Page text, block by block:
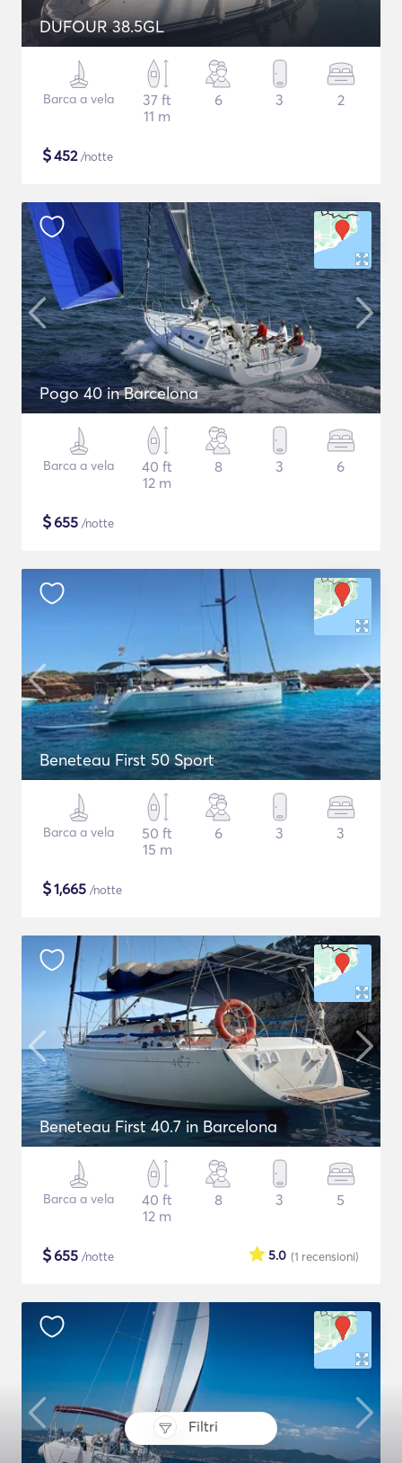
Filtri
DUFOUR 38.5GL
Barca a vela
37 ft
11 m
6 3 2
$452/notte
Pogo 40 in Barcelona
Barca a vela
40 ft
12 m
8 3 6
$655 /notte
Beneteau First 50 Sport
Barca a vela
50 ft
15 m
6 3 3
$1,665 /notte
Beneteau First 40.7 in Barcelona
Barca a vela
40 ft
12 m
8 3 5
$655 /notte (1 recensioni)
5.0